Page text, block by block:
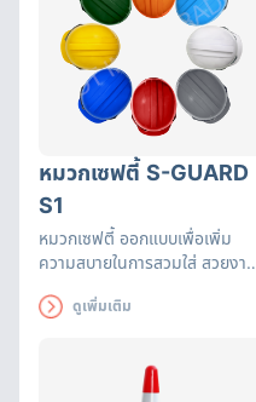
หมวกเซฟตี้ S-GUARD
S1
หมวกเซฟตี้ ออกแบบเพื่อเพิ่ม
ความสบายในการสวมใส่ สวยงาม
ระหว่างการสวมใส่หมวกนิรภัยรุ่นนี้
ดูเพิ่มเติม